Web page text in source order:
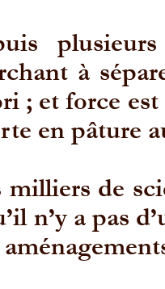
à
; et force est
en pâture
milliers de
n’y a pas